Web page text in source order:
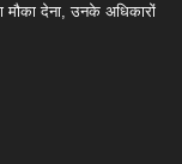
देना, उनके अधिकारों